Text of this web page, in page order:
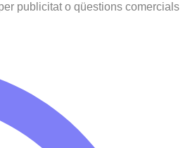
publicitat o qüestions comercials